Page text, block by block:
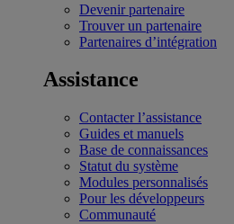
Devenir partenaire
Trouver un partenaire
Partenaires d’intégration
Assistance
Contacter l’assistance
Guides et manuels
Base de connaissances
Statut du système
Modules personnalisés
Pour les développeurs
Communauté